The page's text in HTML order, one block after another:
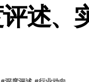
长跨界创新新趋势
精准调控信息流
述、